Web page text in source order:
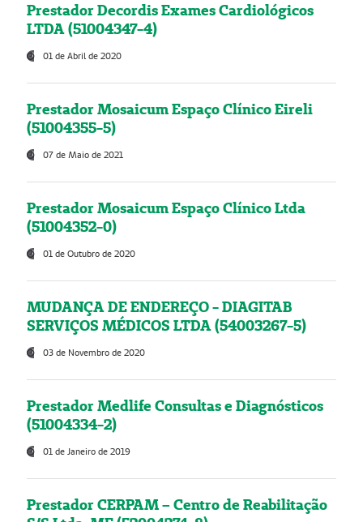
Prestador Decordis Exames Cardiológicos
LTDA (51004347-4)
01 de Abril de 2020
Prestador Mosaicum Espaço Clínico Eireli
(51004355-5)
07 de Maio de 2021
Prestador Mosaicum Espaço Clínico Ltda
(51004352-0)
01 de Outubro de 2020
MUDANÇA DE ENDEREÇO - DIAGITAB
SERVIÇOS MÉDICOS LTDA (54003267-5)
03 de Novembro de 2020
Prestador Medlife Consultas e Diagnósticos
(51004334-2)
01 de Janeiro de 2019
Prestador CERPAM – Centro de Reabilitação